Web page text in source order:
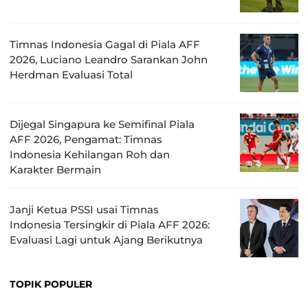
Timnas Indonesia Gagal di Piala AFF
2026, Luciano Leandro Sarankan John
Herdman Evaluasi Total
Dijegal Singapura ke Semifinal Piala
AFF 2026, Pengamat: Timnas
Indonesia Kehilangan Roh dan
Karakter Bermain
Janji Ketua PSSI usai Timnas
Indonesia Tersingkir di Piala AFF 2026:
Evaluasi Lagi untuk Ajang Berikutnya
TOPIK POPULER